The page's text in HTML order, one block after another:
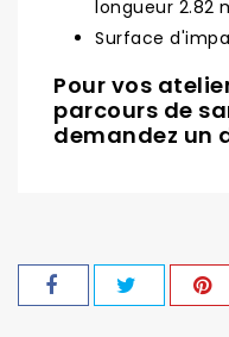
longueur 2.82
Surface
Pour vos
parcours de
demandez un